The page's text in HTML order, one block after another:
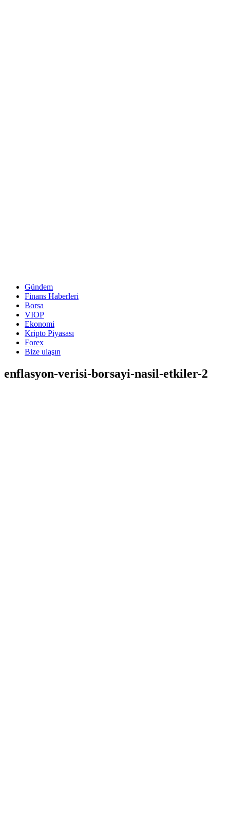
Gündem
Finans Haberleri
Borsa
VIOP
Ekonomi
Kripto Piyasası
Forex
Bize ulaşın
enflasyon-verisi-borsayi-nasil-etkiler-2